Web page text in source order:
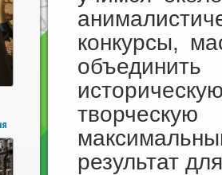
конкурсы,
результат